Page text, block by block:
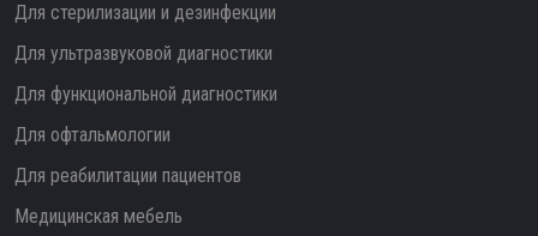
Для стерилизации и дезинфекции
Для ультразвуковой диагностики
Для функциональной диагностики
Для офтальмологии
Для реабилитации пациентов
Медицинская мебель